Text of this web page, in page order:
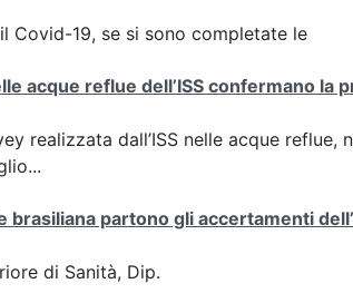
Covid-19, se si sono completate le
acque reflue dell’ISS confermano la
realizzata dall’ISS nelle acque
brasiliana partono gli accertamenti
di Sanità, Dip.